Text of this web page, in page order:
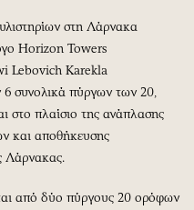
Προσωπικότητες στην ''Κ''
Επιστολές
στη Λάρνακα
Horizon Towers
Lebovich Karekla
συνολικά πύργων των 20,
στο πλαίσιο της ανάπλασης
και αποθήκευσης
Λάρνακας.
από δύο πύργους 20 ορόφων